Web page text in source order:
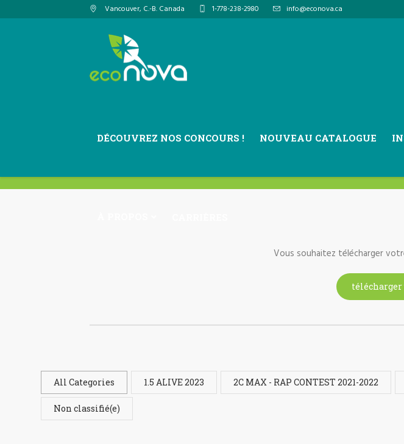
Vancouver, C.-B. Canada 1-778-238-2980 info@econova.ca
DÉCOUVREZ NOS CONCOURS ! NOUVEAU CATALOGUE
Vous souhaitez télécharger
télécharger
All Categories 1.5 ALIVE 2023 2C MAX - RAP CONTEST 2021-2022
Non classifié(e)